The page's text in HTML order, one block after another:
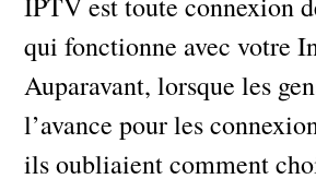
qui fonctionne avec votre
Auparavant, lorsque les
l’avance pour les
ils oubliaient comment